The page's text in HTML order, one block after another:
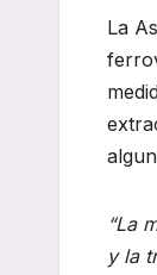
La
“La
y la